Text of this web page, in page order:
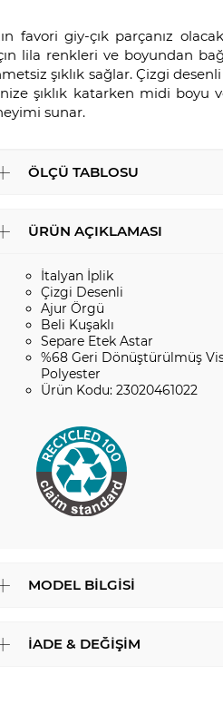
favori giy-çık parçanız
lila renkleri ve boyundan
şıklık sağlar. Çizgi
şıklık katarken midi boyu
sunar.
ÖLÇÜ TABLOSU
ÜRÜN AÇIKLAMASI
İtalyan İplik
Çizgi Desenli
Ajur Örgü
Beli Kuşaklı
Separe Etek Astar
%68 Geri Dönüştürülmüş
Polyester
Ürün Kodu: 23020461022
MODEL BILGISI
İADE & DEĞIŞIM